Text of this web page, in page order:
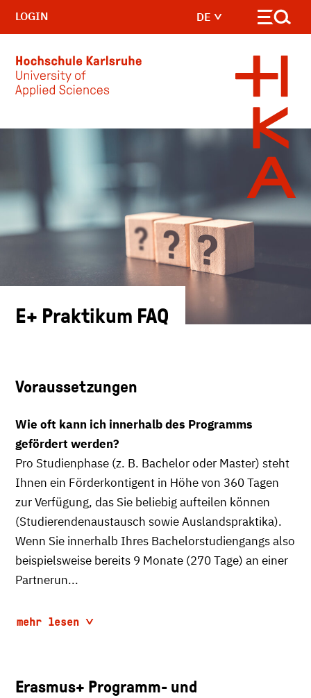
DE
LOGIN
E+ Praktikum FAQ
Voraussetzungen
Wie oft kann ich innerhalb des Programms
gefördert werden?
Pro Studienphase (z. B. Bachelor oder Master) steht
Ihnen ein Förderkontigent in Höhe von 360 Tagen
zur Verfügung, das Sie beliebig aufteilen können
(Studierendenaustausch sowie Auslandspraktika).
Wenn Sie innerhalb Ihres Bachelorstudiengangs also
beispielsweise bereits 9 Monate (270 Tage) an einer
Partnerun...
mehr lesen
Erasmus+ Programm- und